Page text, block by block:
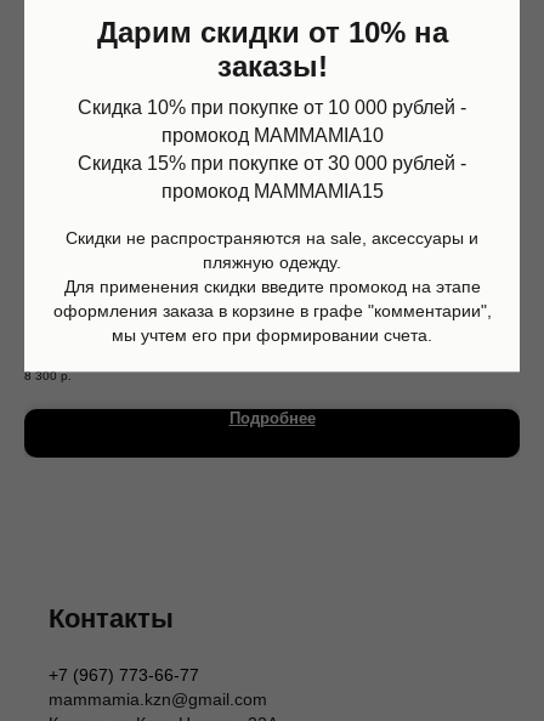
Органайзер Pet-a-Porter, Jeune Premier
8 300 р.
Подробнее
Дарим скидки от 10% на
заказы!
Скидка 10% при покупке от 10 000 рублей -
промокод MAMMAMIA10
Скидка 15% при покупке от 30 000 рублей -
промокод MAMMAMIA15
Скидки не распространяются на sale, аксессуары и
пляжную одежду.
Для применения скидки введите промокод на этапе
оформления заказа в корзине в графе "комментарии",
мы учтем его при формировании счета.
Контакты
+7 (967) 773-66-77
mammamia.kzn@gmail.com
Каталог
Девочки
О нас
Sale
Согласие на обработку персональных данных
Согласие на получение рекламных рассылок
ИП Шаронова Надежда Александровна